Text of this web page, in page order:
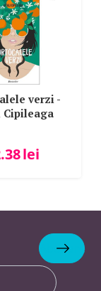
verzi -
lei
Abonare